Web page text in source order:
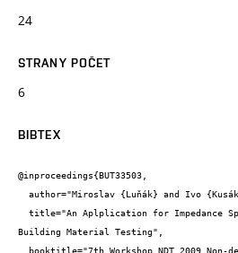
24
STRANY POČET
6
BIBTEX
@inproceedings{BUT33503,
Building Material Testing",